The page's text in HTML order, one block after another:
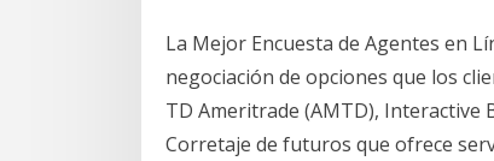
La Mejor Encuesta de Agentes en
negociación de opciones que los
TD Ameritrade (AMTD), Interactive
Corretaje de futuros que ofrece